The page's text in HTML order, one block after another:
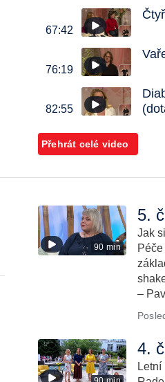
67:42
76:19
82:55
Přehrát celé video
90 min
5.
Jak
–
4.